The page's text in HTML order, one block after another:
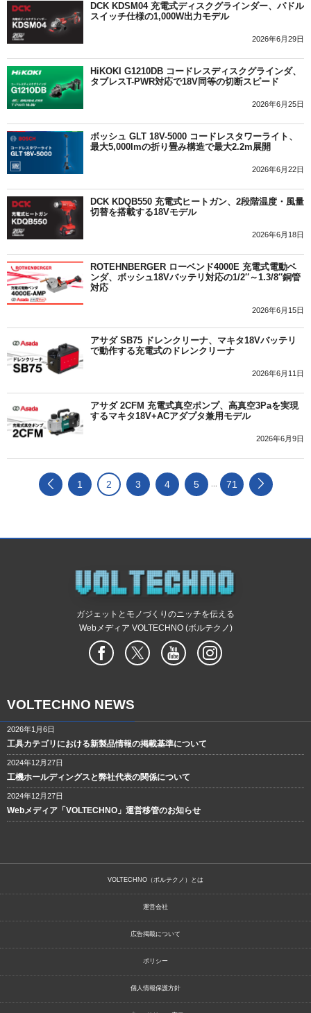
DCK KDSM04 充電式ディスクグラインダー、パドル
スイッチ仕様の1,000W出力モデル
2026年6月29日
HiKOKI G1210DB コードレスディスクグラインダ、
タブレスT-PWR対応で18V同等の切断スピード
2026年6月25日
ボッシュ GLT 18V-5000 コードレスタワーライト、
最大5,000lmの折り畳み構造で最大2.2m展開
2026年6月22日
DCK KDQB550 充電式ヒートガン、2段階温度・風量
切替を搭載する18Vモデル
2026年6月18日
ROTEHNBERGER ローベンド4000E 充電式電動ベ
ンダ、ボッシュ18Vバッテリ対応の1/2″～1.3/8″銅管
対応
2026年6月15日
アサダ SB75 ドレンクリーナ、マキタ18Vバッテリ
で動作する充電式のドレンクリーナ
2026年6月11日
アサダ 2CFM 充電式真空ポンプ、高真空3Paを実現
するマキタ18V+ACアダプタ兼用モデル
2026年6月9日
1 2 3 4 5 71
ガジェットとモノづくりのニッチを伝える
Webメディア VOLTECHNO (ボルテクノ)
VOLTECHNO NEWS
2026年1月6日
工具カテゴリにおける新製品情報の掲載基準について
2024年12月27日
工機ホールディングスと弊社代表の関係について
2024年12月27日
Webメディア「VOLTECHNO」運営移管のお知らせ
VOLTECHNO（ボルテクノ）とは
運営会社
広告掲載について
ポリシー
個人情報保護方針